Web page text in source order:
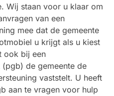
Wij staan voor u klaar om
van een
mee dat de gemeente
u krijgt als u kiest
ook bij een
de gemeente de
vaststelt. U heeft
aan te vragen voor hulp